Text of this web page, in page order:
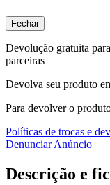
Fechar
Devolução gratuita
parceiras
Devolva seu produto
Para devolver o
Políticas de trocas e
Denunciar Anúncio
Descrição e